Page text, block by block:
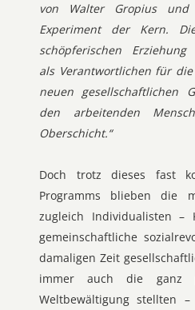
von Walter Gropius
Experiment der Kern.
schöpferischen
als Verantwortlichen für
neuen gesellschaftlichen
den arbeitenden
Oberschicht.“
Doch trotz dieses fast
Programms blieben die
zugleich Individualisten –
gemeinschaftliche
damaligen Zeit
immer auch die ganz
Weltbewältigung stellten